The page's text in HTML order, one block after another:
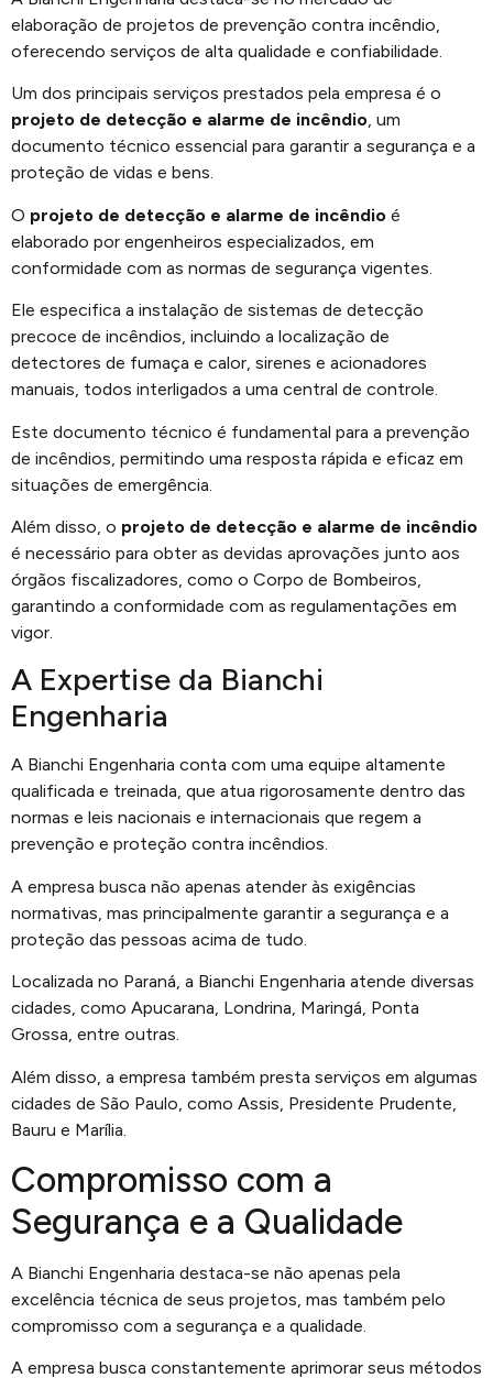
elaboração de projetos de prevenção contra incêndio,
oferecendo serviços de alta qualidade e confiabilidade.
Um dos principais serviços prestados pela empresa é o
projeto de detecção e alarme de incêndio, um
documento técnico essencial para garantir a segurança e a
proteção de vidas e bens.
O projeto de detecção e alarme de incêndio é
elaborado por engenheiros especializados, em
conformidade com as normas de segurança vigentes.
Ele especifica a instalação de sistemas de detecção
precoce de incêndios, incluindo a localização de
detectores de fumaça e calor, sirenes e acionadores
manuais, todos interligados a uma central de controle.
Este documento técnico é fundamental para a prevenção
de incêndios, permitindo uma resposta rápida e eficaz em
situações de emergência.
Além disso, o projeto de detecção e alarme de incêndio
é necessário para obter as devidas aprovações junto aos
órgãos fiscalizadores, como o Corpo de Bombeiros,
garantindo a conformidade com as regulamentações em
vigor.
A Expertise da Bianchi
Engenharia
A Bianchi Engenharia conta com uma equipe altamente
qualificada e treinada, que atua rigorosamente dentro das
normas e leis nacionais e internacionais que regem a
prevenção e proteção contra incêndios.
A empresa busca não apenas atender às exigências
normativas, mas principalmente garantir a segurança e a
proteção das pessoas acima de tudo.
Localizada no Paraná, a Bianchi Engenharia atende diversas
cidades, como Apucarana, Londrina, Maringá, Ponta
Grossa, entre outras.
Além disso, a empresa também presta serviços em algumas
cidades de São Paulo, como Assis, Presidente Prudente,
Bauru e Marília.
Compromisso com a
Segurança e a Qualidade
A Bianchi Engenharia destaca-se não apenas pela
excelência técnica de seus projetos, mas também pelo
compromisso com a segurança e a qualidade.
A empresa busca constantemente aprimorar seus métodos